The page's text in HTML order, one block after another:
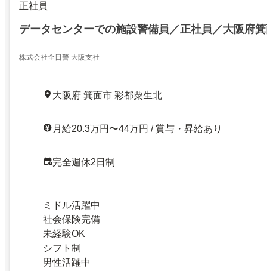
正社員
データセンターでの施設警備員／正社員／大阪府
株式会社全日警 大阪支社
大阪府 箕面市 彩都粟生北
月給20.3万円〜44万円 / 賞与・昇給あり
完全週休2日制
ミドル活躍中
社会保険完備
未経験OK
シフト制
男性活躍中